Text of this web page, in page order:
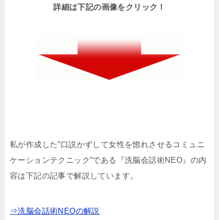
詳細は下記の画像をクリック！
私が作成した”口説かずして女性を惚れさせるコミュニ
ケーションテクニック”である『洗脳会話術NEO』の内
容は下記の記事で解説しています。
⇒洗脳会話術NEOの解説